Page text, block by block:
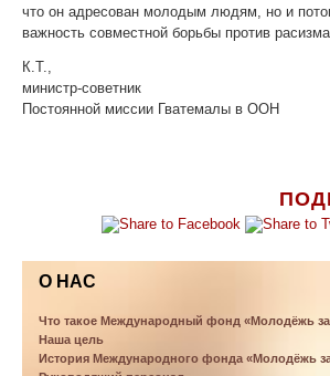
О НАС
Что такое Международный фонд «Молодёжь за
Наша цель
История Международного фонда «Молодёжь
что он адресован молодым людям, но и
важность совместной борьбы против
К.Т.,
министр-советник
Постоянной миссии Гватемалы в ООН